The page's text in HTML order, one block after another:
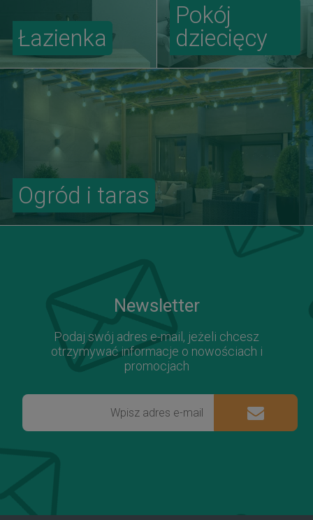
Ogród i taras
Łazienka
Pokój
dziecięcy
Newsletter
Podaj swój adres e-mail, jeżeli chcesz
otrzymywać informacje o nowościach i
promocjach